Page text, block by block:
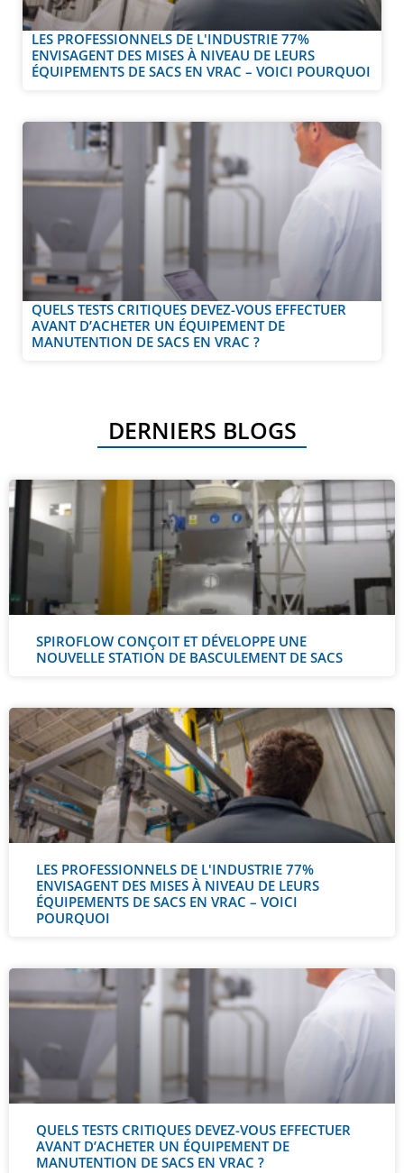
LES PROFESSIONNELS DE L'INDUSTRIE 77%
ENVISAGENT DES MISES À NIVEAU DE LEURS
ÉQUIPEMENTS DE SACS EN VRAC – VOICI POURQUOI
QUELS TESTS CRITIQUES DEVEZ-VOUS EFFECTUER
AVANT D’ACHETER UN ÉQUIPEMENT DE
MANUTENTION DE SACS EN VRAC ?
DERNIERS BLOGS
SPIROFLOW CONÇOIT ET DÉVELOPPE UNE
NOUVELLE STATION DE BASCULEMENT DE SACS
LES PROFESSIONNELS DE L'INDUSTRIE 77%
ENVISAGENT DES MISES À NIVEAU DE LEURS
ÉQUIPEMENTS DE SACS EN VRAC – VOICI
POURQUOI
QUELS TESTS CRITIQUES DEVEZ-VOUS EFFECTUER
AVANT D’ACHETER UN ÉQUIPEMENT DE
MANUTENTION DE SACS EN VRAC ?